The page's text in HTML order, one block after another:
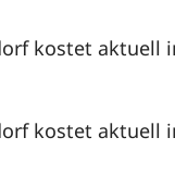
kostet aktuell
kostet aktuell